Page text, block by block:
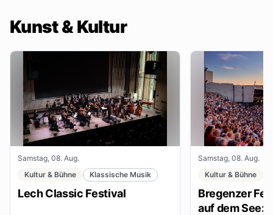
Kunst & Kultur
Samstag, 08. Aug.
Kultur & Bühne
Klassische Musik
Lech Classic Festival
Samstag, 08. Aug.
Kultur & Bühne
Bregenzer
auf dem See: